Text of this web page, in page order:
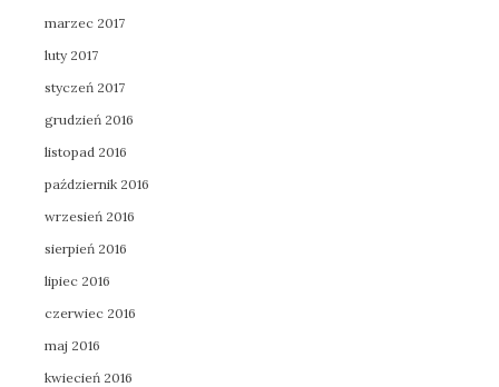
marzec 2017
luty 2017
styczeń 2017
grudzień 2016
listopad 2016
październik 2016
wrzesień 2016
sierpień 2016
lipiec 2016
czerwiec 2016
maj 2016
kwiecień 2016